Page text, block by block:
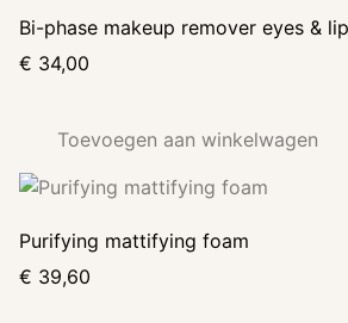
Bi-phase makeup remover eyes &
€ 34,00
Toevoegen aan winkelwagen
Purifying mattifying foam
€ 39,60